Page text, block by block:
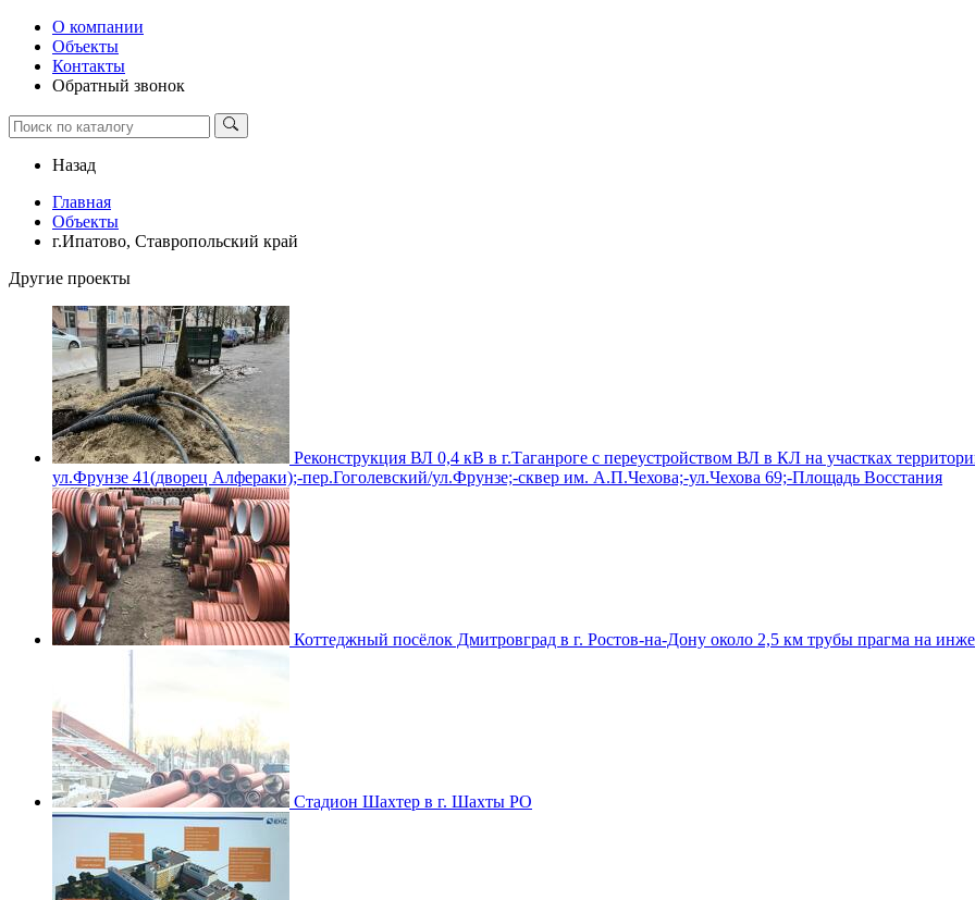
О компании
Объекты
Контакты
Обратный звонок
Назад
Главная
Объекты
г.Ипатово, Ставропольский край
Другие проекты
Реконструкция ВЛ 0,4 кВ в г.Таганроге с переустройством ВЛ в КЛ на участках
ул.Фрунзе 41(дворец Алфераки);-пер.Гоголевский/ул.Фрунзе;-сквер им. А.П.Чехова;-ул.Чехова 69;-Площадь Восстания
Коттеджный посёлок Дмитровград в г. Ростов-на-Дону около 2,5 км трубы прагма на
Стадион Шахтер в г. Шахты РО